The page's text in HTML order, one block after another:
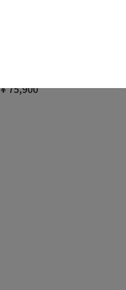
シューズジュエリー - メタ
¥ 75,900